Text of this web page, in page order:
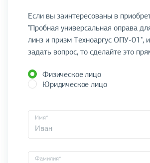
Если вы заинтересованы в
"Пробная универсальная оправа
линз и призм Техноаргус ОПУ-01",
задать вопрос, то сделайте это
Физическое лицо
Юридическое лицо
Имя*
Фамилия*